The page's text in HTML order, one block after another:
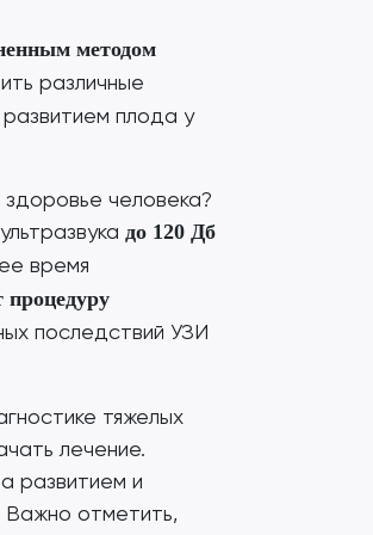
методом
различные
плода у
человека?
до 120 Дб
время
процедуру
последствий УЗИ
тяжелых
лечение.
развитием и
Важно отметить,